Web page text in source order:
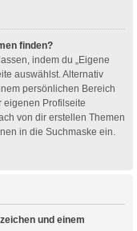
finden?
indem du „Eigene
auswählst. Alternativ
persönlichen Bereich
eigenen Profilseite
von dir erstellen Themen
in die Suchmaske ein.
und einem